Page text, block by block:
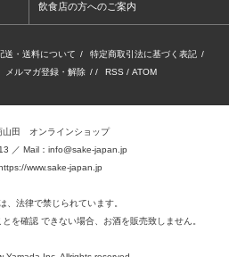
飲食店の方へのご案内
送・送料について / 特定商取引法に基づく表記 /
メルマガ登録・解除 / / RSS / ATOM
山田 オンラインショップ
／ Mail：info@sake-japan.jp
www.sake-japan.jp
、法律で禁じられています。
を確認 できない場合、お酒を販売致しません。